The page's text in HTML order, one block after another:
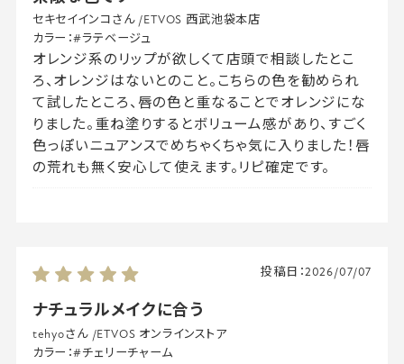
セキセイインコさん /ETVOS 西武池袋本店
カラー：#ラテベージュ
オレンジ系のリップが欲しくて店頭で相談したとこ
ろ、オレンジはないとのこと。こちらの色を勧められ
て試したところ、唇の色と重なることでオレンジにな
りました。重ね塗りするとボリューム感があり、すごく
色っぽいニュアンスでめちゃくちゃ気に入りました！唇
の荒れも無く安心して使えます。リピ確定です。
ナチュラルメイクに合う
投稿日：2026/07/07
tehyoさん /ETVOS オンラインストア
カラー：#チェリーチャーム